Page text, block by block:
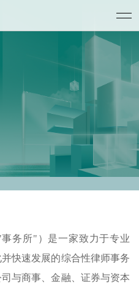
事务所"）是一家致力于专业
快速发展的综合性律师事务
与商事、金融、证券与资本